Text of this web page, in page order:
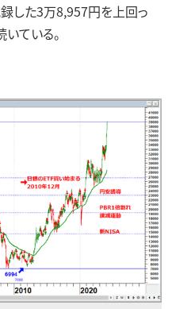
した3万8,957円を上回っ
ている。